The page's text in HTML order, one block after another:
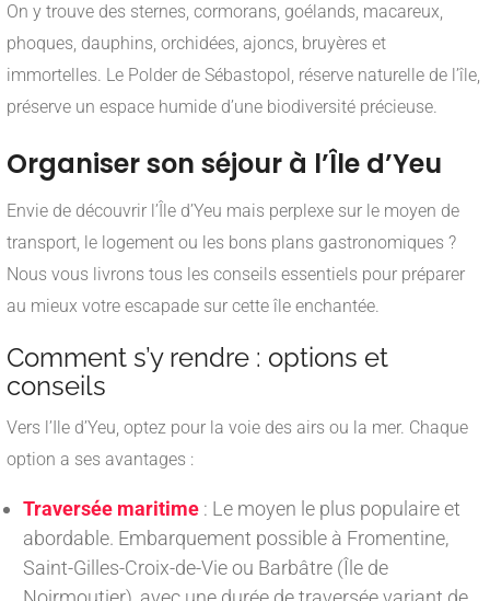
On y trouve des sternes, cormorans, goélands, macareux,
phoques, dauphins, orchidées, ajoncs, bruyères et
immortelles. Le Polder de Sébastopol, réserve naturelle de l’île,
préserve un espace humide d’une biodiversité précieuse.
Organiser son séjour à l’Île d’Yeu
Envie de découvrir l’Île d’Yeu mais perplexe sur le moyen de
transport, le logement ou les bons plans gastronomiques ?
Nous vous livrons tous les conseils essentiels pour préparer
au mieux votre escapade sur cette île enchantée.
Comment s’y rendre : options et
conseils
Vers l’Ile d’Yeu, optez pour la voie des airs ou la mer. Chaque
option a ses avantages :
Traversée maritime : Le moyen le plus populaire et
abordable. Embarquement possible à Fromentine,
Saint-Gilles-Croix-de-Vie ou Barbâtre (Île de